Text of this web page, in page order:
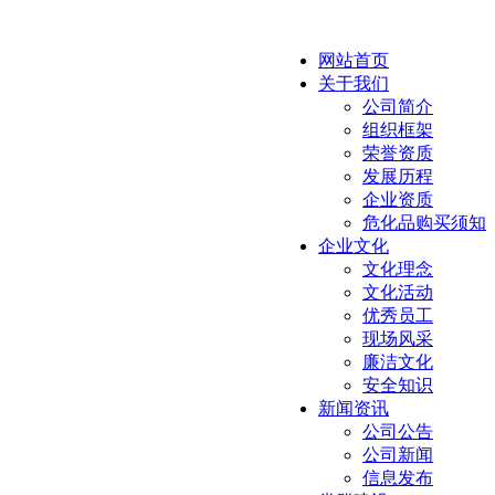
网站首页
关于我们
公司简介
组织框架
荣誉资质
发展历程
企业资质
危化品购买须知
企业文化
文化理念
文化活动
优秀员工
现场风采
廉洁文化
安全知识
新闻资讯
公司公告
公司新闻
信息发布